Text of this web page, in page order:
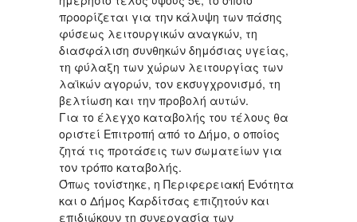
προορίζεται για την κάλυψη των πάσης
φύσεως λειτουργικών αναγκών, τη
διασφάλιση συνθηκών δημόσιας υγείας,
τη φύλαξη των χώρων λειτουργίας των
λαϊκών αγορών, τον εκσυγχρονισμό, τη
βελτίωση και την προβολή αυτών.
Για το έλεγχο καταβολής του τέλους θα
οριστεί Επιτροπή από το Δήμο, ο οποίος
ζητά τις προτάσεις των σωματείων για
τον τρόπο καταβολής.
Όπως τονίστηκε, η Περιφερειακή Ενότητα
και ο Δήμος Καρδίτσας επιζητούν και
επιδιώκουν τη συνεργασία των